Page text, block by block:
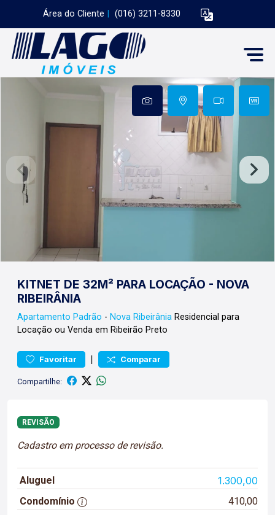
Área do Cliente (016) 3211-8330
KITNET DE 32M² PARA LOCAÇÃO - NOVA
RIBEIRÂNIA
Apartamento Padrão - Nova Ribeirânia Residencial para
Locação ou Venda em Ribeirão Preto
Favoritar | Comparar
Compartilhe:
REVISÃO
Cadastro em processo de revisão.
Aluguel 1.300,00
Condomínio
410,00